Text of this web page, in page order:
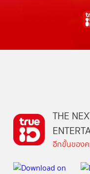
THE
อีกขั้นของค